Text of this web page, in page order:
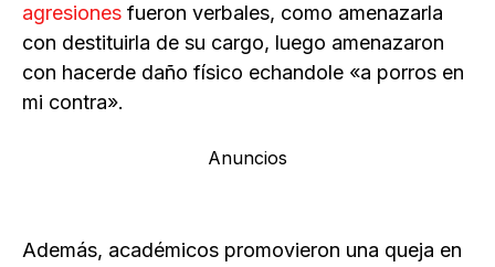
agresiones fueron verbales, como amenazarla
con destituirla de su cargo, luego amenazaron
con hacerde daño físico echandole «a porros en
mi contra».
Anuncios
Además, académicos promovieron una queja en